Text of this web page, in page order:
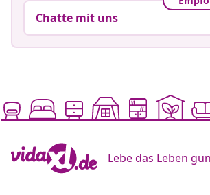
Chatte mit uns
Lebe das Leben